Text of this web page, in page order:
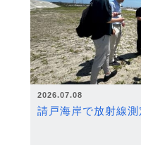
2026.07.08
請戸海岸で放射線測